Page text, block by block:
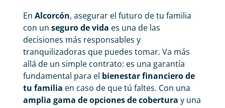
En Alcorcón, asegurar el futuro de tu familia
con un seguro de vida es una de las
decisiones más responsables y
tranquilizadoras que puedes tomar. Va más
allá de un simple contrato: es una garantía
fundamental para el bienestar financiero de
tu familia en caso de que tú faltes. Con una
amplia gama de opciones de cobertura y una